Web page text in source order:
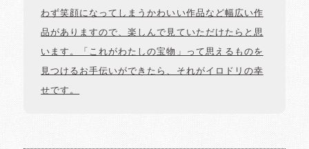
わず笑顔になってしまうかわいい作品など幅広い作
品がありますので、楽しんで見ていただけたらと思
います。「これがわたしの宝物」って思えるものを
見つけるお手伝いができたら、それがイロドリの幸
せです。